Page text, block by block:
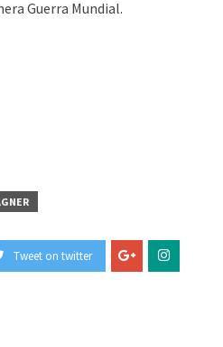
Guerra Mundial.
Tweet on twitter